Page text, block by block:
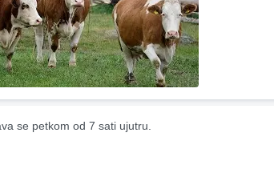
se petkom od 7 sati ujutru.